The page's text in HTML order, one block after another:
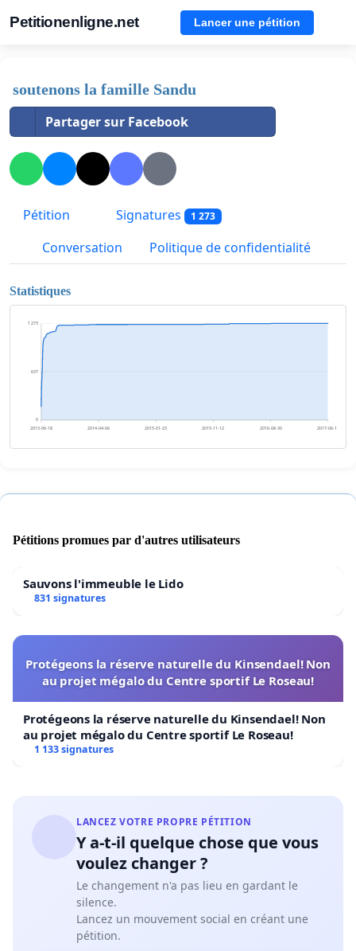
Petitionenligne.net Lancer une pétition
soutenons la famille Sandu
Partager sur Facebook
Pétition Signatures 1 273
Conversation Politique de confidentialité
Statistiques
0
637
1 273
2013-06-18 2014-04-06 2015-01-23 2015-11-12 2016-08-30 2017-06-18
Pétitions promues par d'autres utilisateurs
Sauvons l'immeuble le Lido
831 signatures
Protégeons la réserve naturelle du Kinsendael! Non
au projet mégalo du Centre sportif Le Roseau!
Protégeons la réserve naturelle du Kinsendael! Non
au projet mégalo du Centre sportif Le Roseau!
1 133 signatures
LANCEZ VOTRE PROPRE PÉTITION
Y a-t-il quelque chose que vous
voulez changer ?
Le changement n'a pas lieu en gardant le
silence.
Lancez un mouvement social en créant une
pétition.